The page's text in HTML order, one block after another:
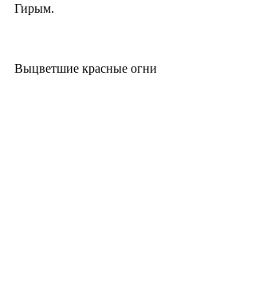
Гирым.
Выцветшие красные огни